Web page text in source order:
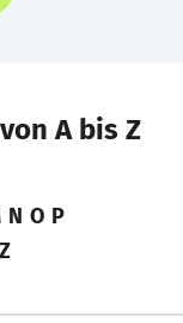
A bis Z
N O P
Z